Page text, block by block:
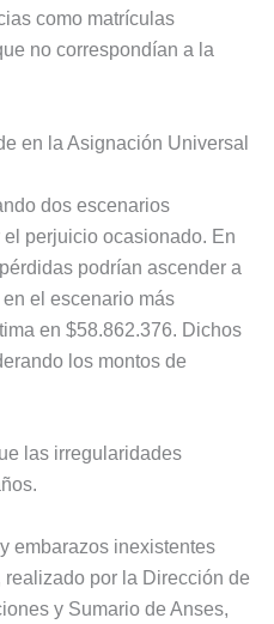
como matrículas
no correspondían a la
en la Asignación Universal
dos escenarios
perjuicio ocasionado. En
podrían ascender a
el escenario más
en $58.862.376. Dichos
los montos de
las irregularidades
embarazos inexistentes
por la Dirección de
y Sumario de Anses,